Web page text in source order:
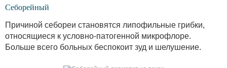
Себорейный
Причиной себореи становятся липофильные грибки,
относящиеся к условно-патогенной микрофлоре.
Больше всего больных беспокоит зуд и шелушение.